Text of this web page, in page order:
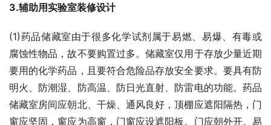
3.辅助用实验室装修设计
(1)药品储藏室由于很多化学试剂属于易燃、易爆、有毒或
腐蚀性物品，故不要购置过多。储藏室仅用于存放少量近期
要用的化学药品，且要符合危险品存放安全要求。要具有防
明火、防潮湿、防高温、防日光直射、防雷电的功能。药品
储藏室房间应朝北、干燥、通风良好，顶棚应遮阳隔热，门
窗应坚固，窗应为高窗，门窗应设遮阳板。门应朝外开。易